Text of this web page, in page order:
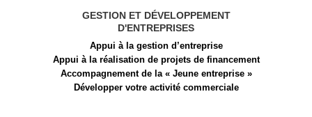
GESTION ET DÉVELOPPEMENT
D'ENTREPRISES
Appui à la gestion d’entreprise
Appui à la réalisation de projets de financement​
Accompagnement de la « Jeune entreprise »
Développer votre activité commerciale